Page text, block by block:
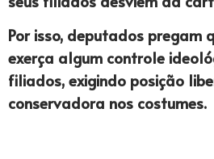
Por isso, deputados pregam
exerça algum controle
filiados, exigindo posição
conservadora nos costumes.